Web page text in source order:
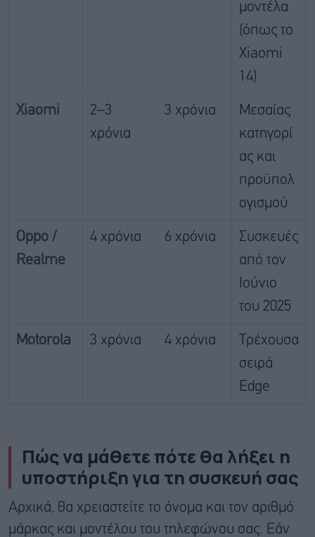
μοντέλα
(όπως το
Xiaomi
14)
Xiaomi
2–3
χρόνια
3 χρόνια
Μεσαίας
κατηγορί
ας και
προϋπολ
ογισμού
Oppo /
Realme
4 χρόνια 6 χρόνια
Συσκευές
από τον
Ιούνιο
του 2025
Motorola 3 χρόνια 4 χρόνια
Τρέχουσα
σειρά
Edge
Πώς να μάθετε πότε θα λήξει η
υποστήριξη για τη συσκευή σας
Αρχικά, θα χρειαστείτε το όνομα και τον αριθμό
μάρκας και μοντέλου του τηλεφώνου σας. Εάν